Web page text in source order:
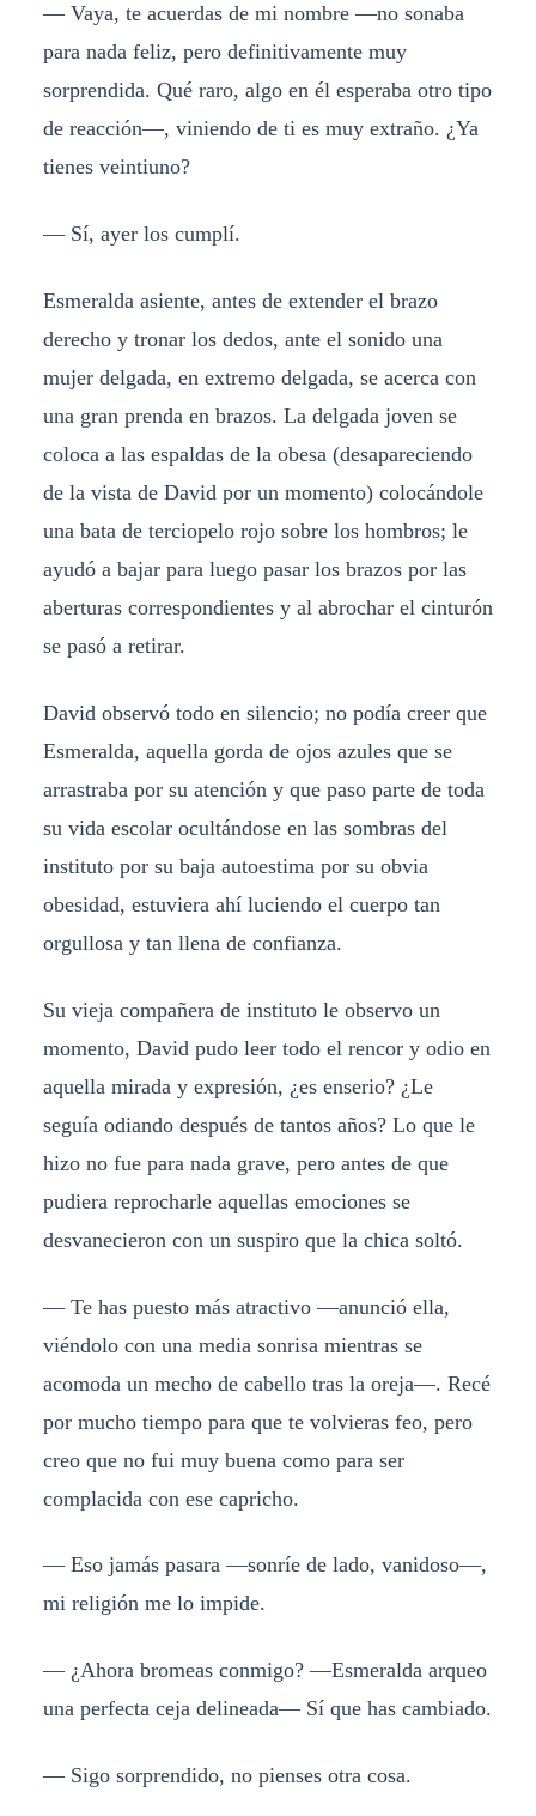
— Vaya, te acuerdas de mi nombre —no sonaba
para nada feliz, pero definitivamente muy
sorprendida. Qué raro, algo en él esperaba otro tipo
de reacción—, viniendo de ti es muy extraño. ¿Ya
tienes veintiuno?
— Sí, ayer los cumplí.
Esmeralda asiente, antes de extender el brazo
derecho y tronar los dedos, ante el sonido una
mujer delgada, en extremo delgada, se acerca con
una gran prenda en brazos. La delgada joven se
coloca a las espaldas de la obesa (desapareciendo
de la vista de David por un momento) colocándole
una bata de terciopelo rojo sobre los hombros; le
ayudó a bajar para luego pasar los brazos por las
aberturas correspondientes y al abrochar el cinturón
se pasó a retirar.
David observó todo en silencio; no podía creer que
Esmeralda, aquella gorda de ojos azules que se
arrastraba por su atención y que paso parte de toda
su vida escolar ocultándose en las sombras del
instituto por su baja autoestima por su obvia
obesidad, estuviera ahí luciendo el cuerpo tan
orgullosa y tan llena de confianza.
Su vieja compañera de instituto le observo un
momento, David pudo leer todo el rencor y odio en
aquella mirada y expresión, ¿es enserio? ¿Le
seguía odiando después de tantos años? Lo que le
hizo no fue para nada grave, pero antes de que
pudiera reprocharle aquellas emociones se
desvanecieron con un suspiro que la chica soltó.
— Te has puesto más atractivo —anunció ella,
viéndolo con una media sonrisa mientras se
acomoda un mecho de cabello tras la oreja—. Recé
por mucho tiempo para que te volvieras feo, pero
creo que no fui muy buena como para ser
complacida con ese capricho.
— Eso jamás pasara —sonríe de lado, vanidoso—,
mi religión me lo impide.
— ¿Ahora bromeas conmigo? —Esmeralda arqueo
una perfecta ceja delineada— Sí que has cambiado.
— Sigo sorprendido, no pienses otra cosa.